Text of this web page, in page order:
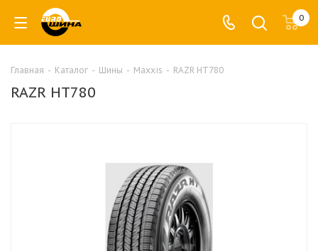
0
Главная - Каталог - Шины - Maxxis - RAZR HT780
RAZR HT780